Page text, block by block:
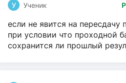
У Ученик
если не явится на пересдачу
при условии что проходной
сохранится ли прошлый